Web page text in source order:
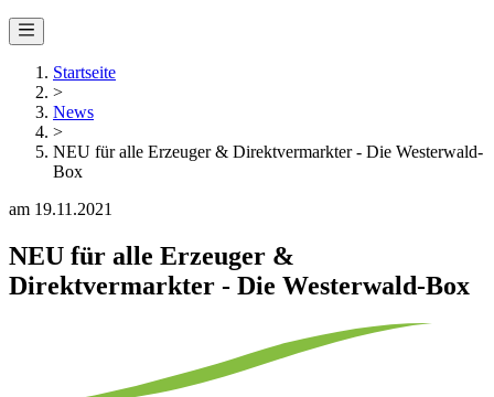
Startseite
>
News
>
NEU für alle Erzeuger & Direktvermarkter - Die Westerwald-
Box
am 19.11.2021
NEU für alle Erzeuger &
Direktvermarkter - Die Westerwald-Box